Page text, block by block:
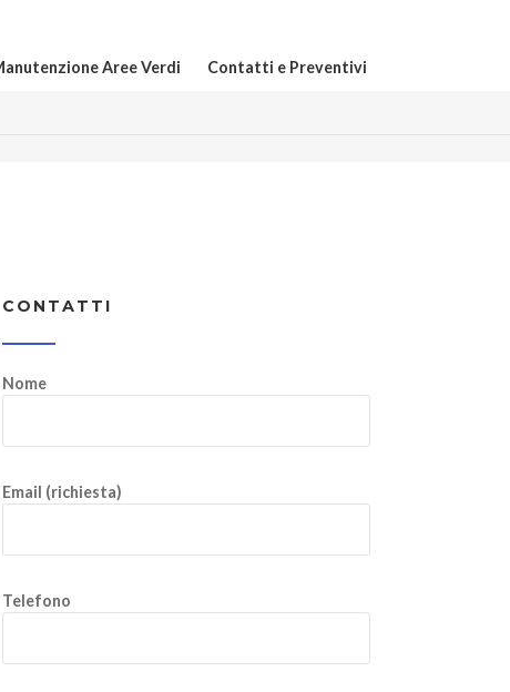
Aree Verdi Contatti e Preventivi
CONTATTI
Nome
Email (richiesta)
Telefono